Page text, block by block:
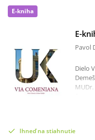
E-kniha
E-
Pavol
Dielo
Ihneď na stiahnutie